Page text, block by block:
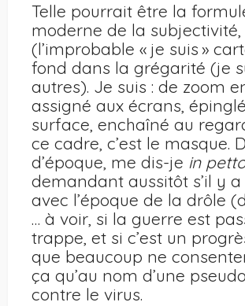
Telle pourrait être la
moderne de la subjectivité,
(l’improbable « je suis »
fond dans la grégarité (je
autres). Je suis : de zoom
assigné aux écrans,
surface, enchaîné au
ce cadre, c’est le masque.
d’époque, me dis-je in
demandant aussitôt s’il y
avec l’époque de la drôle
… à voir, si la guerre est
trappe, et si c’est un
que beaucoup ne
ça qu’au nom d’une
contre le virus.